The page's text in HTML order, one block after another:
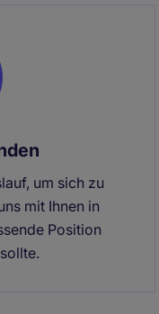
um sich zu
mit Ihnen in
Position